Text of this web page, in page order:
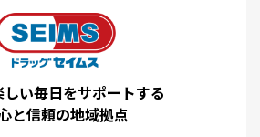
い毎日をサポートする
と信頼の地域拠点